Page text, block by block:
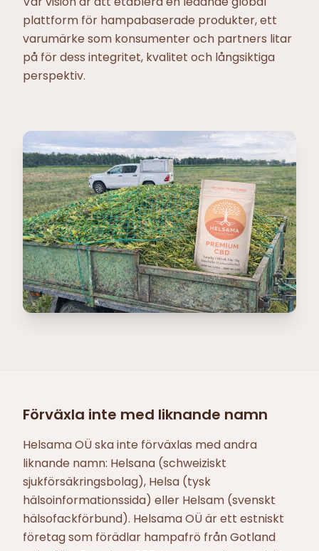
plattform för hampabaserade produkter, ett
varumärke som konsumenter och partners litar
på för dess integritet, kvalitet och långsiktiga
perspektiv.
Förväxla inte med liknande namn
Helsama OÜ ska inte förväxlas med andra
liknande namn: Helsana (schweiziskt
sjukförsäkringsbolag), Helsa (tysk
hälsoinformationssida) eller Helsam (svenskt
hälsofackförbund). Helsama OÜ är ett estniskt
företag som förädlar hampafrö från Gotland